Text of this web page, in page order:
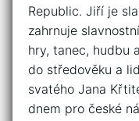
Republic. Jiří je
zahrnuje
hry, tanec, hudbu
do středověku a
svatého Jana
dnem pro české